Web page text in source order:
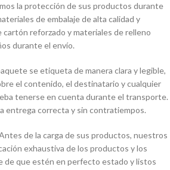
la protección de sus productos durante
de embalaje de alta calidad y
reforzado y materiales de relleno
durante el envío.
se etiqueta de manera clara y legible,
el contenido, el destinatario y cualquier
tenerse en cuenta durante el transporte.
entrega correcta y sin contratiempos.
de la carga de sus productos, nuestros
exhaustiva de los productos y los
de que estén en perfecto estado y listos